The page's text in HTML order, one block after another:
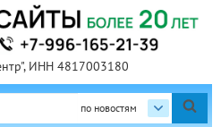
ИНН 4817003180
по новостям